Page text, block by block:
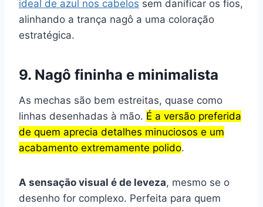
ideal de azul nos cabelos sem danificar os fios,
alinhando a trança nagô a uma coloração
estratégica.
9. Nagô fininha e minimalista
As mechas são bem estreitas, quase como
linhas desenhadas à mão. É a versão preferida
de quem aprecia detalhes minuciosos e um
acabamento extremamente polido.
A sensação visual é de leveza, mesmo se o
desenho for complexo. Perfeita para quem